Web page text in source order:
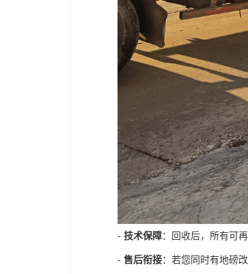
- 技术保障：回收后，所有可
- 售后衔接：若您同时有地磅